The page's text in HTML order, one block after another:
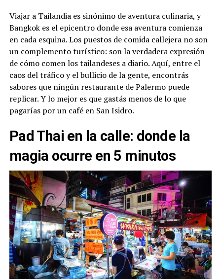
Viajar a Tailandia es sinónimo de aventura culinaria, y
Bangkok es el epicentro donde esa aventura comienza
en cada esquina. Los puestos de comida callejera no son
un complemento turístico: son la verdadera expresión
de cómo comen los tailandeses a diario. Aquí, entre el
caos del tráfico y el bullicio de la gente, encontrás
sabores que ningún restaurante de Palermo puede
replicar. Y lo mejor es que gastás menos de lo que
pagarías por un café en San Isidro.
Pad Thai en la calle: donde la
magia ocurre en 5 minutos